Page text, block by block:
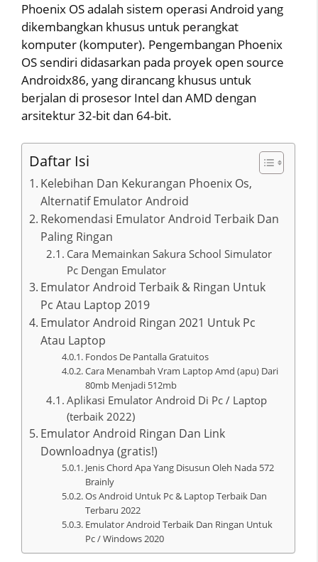
Phoenix OS adalah sistem operasi Android yang
dikembangkan khusus untuk perangkat
komputer (komputer). Pengembangan Phoenix
OS sendiri didasarkan pada proyek open source
Androidx86, yang dirancang khusus untuk
berjalan di prosesor Intel dan AMD dengan
arsitektur 32-bit dan 64-bit.
Daftar Isi
Kelebihan Dan Kekurangan Phoenix Os,
Alternatif Emulator Android
Rekomendasi Emulator Android Terbaik Dan
Paling Ringan
Cara Memainkan Sakura School Simulator
Pc Dengan Emulator
Emulator Android Terbaik & Ringan Untuk
Pc Atau Laptop 2019
Emulator Android Ringan 2021 Untuk Pc
Atau Laptop
Fondos De Pantalla Gratuitos
Cara Menambah Vram Laptop Amd (apu) Dari
80mb Menjadi 512mb
Aplikasi Emulator Android Di Pc / Laptop
(terbaik 2022)
Emulator Android Ringan Dan Link
Downloadnya (gratis!)
Jenis Chord Apa Yang Disusun Oleh Nada 572
Brainly
Os Android Untuk Pc & Laptop Terbaik Dan
Terbaru 2022
Emulator Android Terbaik Dan Ringan Untuk
Pc / Windows 2020